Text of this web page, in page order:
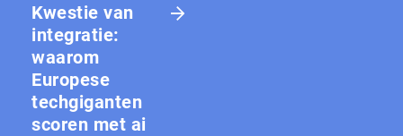
Kwestie van
integratie:
waarom
Europese
techgiganten
scoren met ai